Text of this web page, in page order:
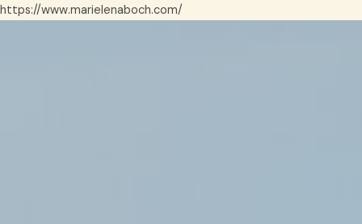
https://www.marielenaboch.com/